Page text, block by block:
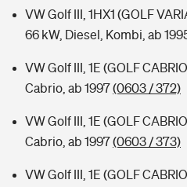
VW Golf III, 1HX1 (GOLF
66 kW, Diesel, Kombi, ab
VW Golf III, 1E (GOLF
Cabrio, ab 1997(0603 / 372)
VW Golf III, 1E (GOLF
Cabrio, ab 1997(0603 / 373)
VW Golf III, 1E (GOLF